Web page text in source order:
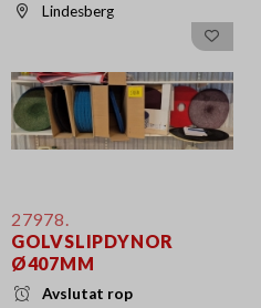
Lindesberg
27978.
GOLVSLIPDYNOR
Ø407MM
Avslutat rop